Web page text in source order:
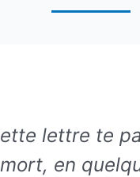
lettre te
mort, en